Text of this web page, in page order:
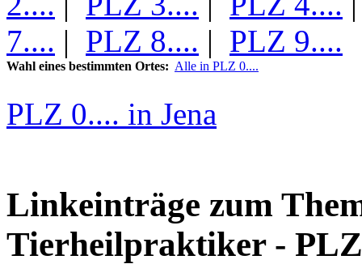
7.... | PLZ 8.... | PLZ 9....
Wahl eines bestimmten Ortes: Alle in PLZ 0....
PLZ 0.... in Jena
Linkeinträge zum
Tierheilpraktiker -